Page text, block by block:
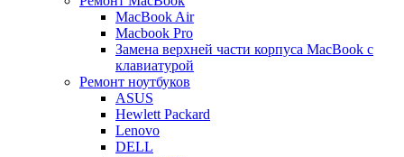
MacBook Air
Macbook Pro
Замена верхней части корпуса MacBook с
клавиатурой
Ремонт ноутбуков
ASUS
Hewlett Packard
Lenovo
DELL